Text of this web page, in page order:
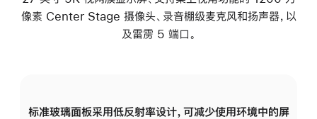
像素 Center Stage 摄像头、录音棚级麦克风和扬声器，以
及雷雳 5 端口。
标准玻璃面板采用低反射率设计，可减少使用环境中的屏